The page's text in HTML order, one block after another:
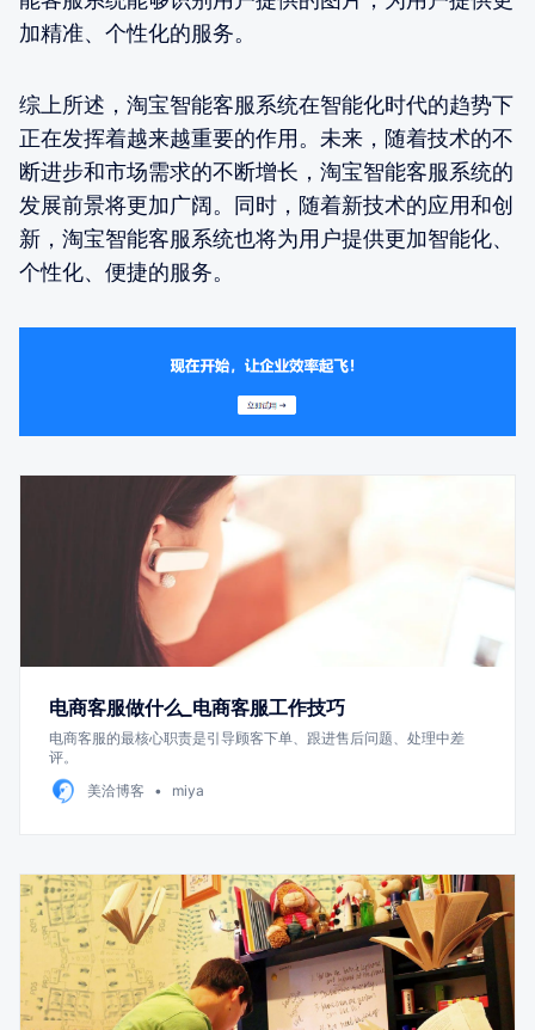
加精准、个性化的服务。
综上所述，淘宝智能客服系统在智能化时代的趋势下
正在发挥着越来越重要的作用。未来，随着技术的不
断进步和市场需求的不断增长，淘宝智能客服系统的
发展前景将更加广阔。同时，随着新技术的应用和创
新，淘宝智能客服系统也将为用户提供更加智能化、
个性化、便捷的服务。
电商客服做什么_电商客服工作技巧
电商客服的最核心职责是引导顾客下单、跟进售后问题、处理中差
评。
美洽博客
miya